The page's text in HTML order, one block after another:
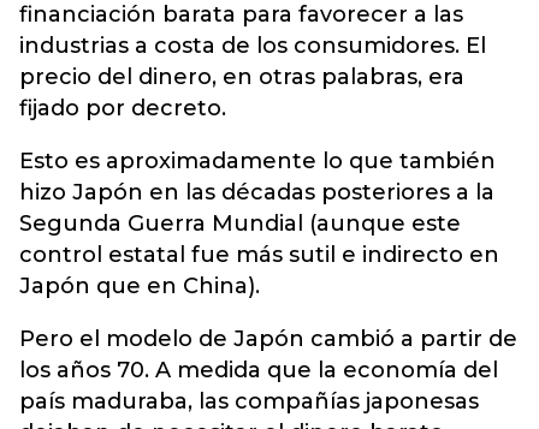
financiación barata para favorecer a las
industrias a costa de los consumidores. El
precio del dinero, en otras palabras, era
fijado por decreto.
Esto es aproximadamente lo que también
hizo Japón en las décadas posteriores a la
Segunda Guerra Mundial (aunque este
control estatal fue más sutil e indirecto en
Japón que en China).
Pero el modelo de Japón cambió a partir de
los años 70. A medida que la economía del
país maduraba, las compañías japonesas